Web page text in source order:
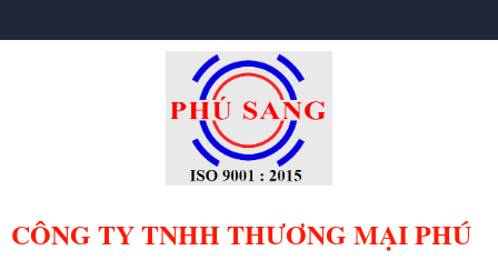
CÔNG TY TNHH THƯƠNG MẠI PHÚ